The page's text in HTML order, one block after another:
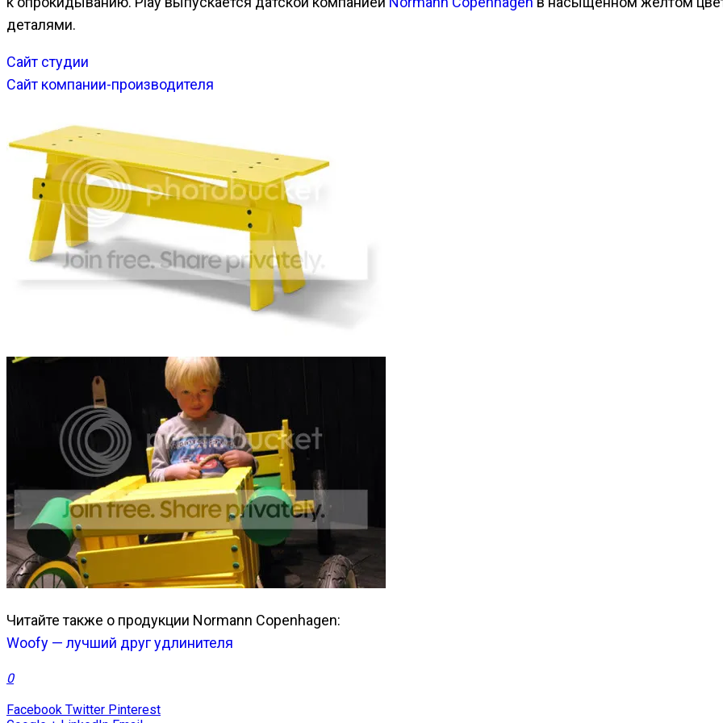
деталями.
Сайт студии
Сайт компании-производителя
Читайте также о продукции Normann Copenhagen:
Woofy — лучший друг удлинителя
0
Facebook Twitter Pinterest